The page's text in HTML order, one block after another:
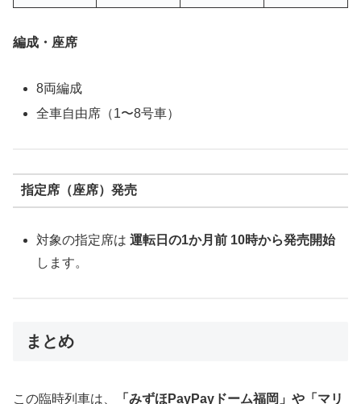
編成・座席
8両編成
全車自由席（1〜8号車）
指定席（座席）発売
対象の指定席は運転日の1か月前 10時から発売開始
します。
まとめ
この臨時列車は、
「みずほPayPayドーム福岡」や「マリ